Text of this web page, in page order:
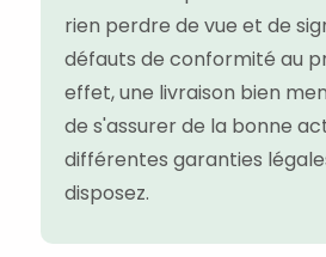
rien perdre de vue et de
défauts de conformité au
effet, une livraison bien
de s'assurer de la bonne
différentes garanties
disposez.